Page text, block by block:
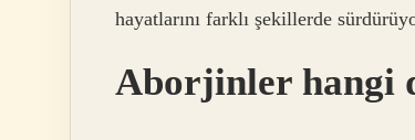
hayatlarını farklı şekillerde
Aborjinler hangi